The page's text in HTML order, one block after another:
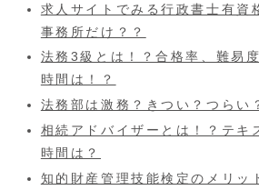
求人サイトでみる行政書士有資
事務所だけ？？
法務3級とは！？合格率、難易
時間は！？
法務部は激務？きつい？つらい
相続アドバイザーとは！？テキ
時間は？
知的財産管理技能検定のメリッ